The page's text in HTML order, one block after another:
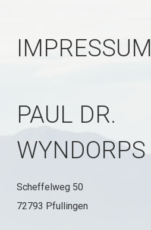
IMPRESSUM
PAUL DR.
WYNDORPS
Scheffelweg 50
72793 Pfullingen